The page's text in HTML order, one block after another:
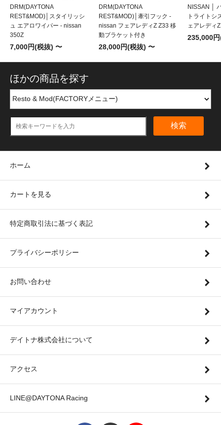
DRM(DAYTONA
REST&MOD)│スタイリッシ
ュ エアロワイパー - nissan
350Z
7,000円(税抜) 〜
DRM(DAYTONA
REST&MOD)│牽引フック -
nissan フェアレディZ Z33 移
動ブラケット付き
28,000円(税抜) 〜
NISSAN │
トライトシ
ェアレディ
235,000
ほかの商品を探す
検索
ホーム
カートを見る
特定商取引法に基づく表記
プライバシーポリシー
お問い合わせ
マイアカウント
デイトナ株式会社について
アクセス
LINE@DAYTONA Racing